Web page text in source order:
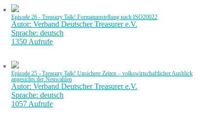
Episode 26 - Treasury Talk! Formatumstellung nach ISO20022
Autor: Verband Deutscher Treasurer e.V.
Sprache: deutsch
1350 Aufrufe
Episode 25 - Treasury Talk! Unsichere Zeiten – volkswirtschaftlicher Ausblick
angesichts der Neuwahlen
Autor: Verband Deutscher Treasurer e.V.
Sprache: deutsch
1057 Aufrufe